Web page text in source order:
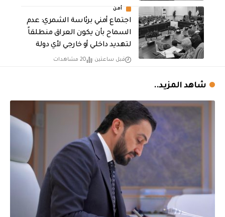
أمن
اجتماع أمني برئاسة الشمري: عدم
السماح بأن يكون العراق منطلقاً
لتهديد داخلي أو خارجي لأي دولة
قبل ساعتين 20 مشاهدات
شاهد المزيد..